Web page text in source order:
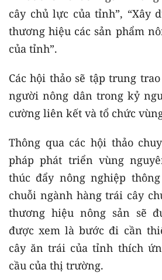
cây chủ lực của tỉnh”, “Xây
thương hiệu các sản phẩm
của tỉnh”.
Các hội thảo sẽ tập trung
người nông dân trong kỷ
cường liên kết và tổ chức
Thông qua các hội thảo
pháp phát triển vùng
thúc đẩy nông nghiệp
chuỗi ngành hàng trái cây
thương hiệu nông sản sẽ
được xem là bước đi cần
cây ăn trái của tỉnh thích
cầu của thị trường.